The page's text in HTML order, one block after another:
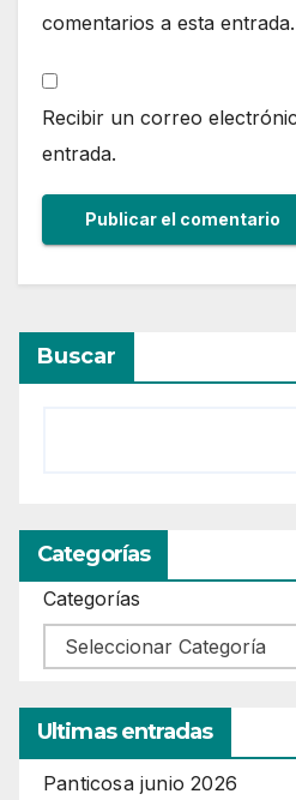
comentarios a esta entrada.
Recibir un correo
entrada.
Buscar
Categorías
Categorías
Ultimas entradas
Panticosa junio 2026